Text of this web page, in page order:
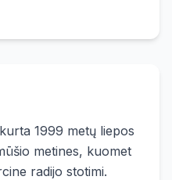
1999 metų liepos
metines, kuomet
radijo stotimi.